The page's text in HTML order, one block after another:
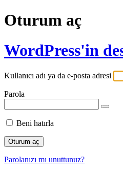
Oturum aç
WordPress'in
Kullanıcı adı ya da e-posta adresi
Parola
Beni hatırla
Parolanızı mı unuttunuz?